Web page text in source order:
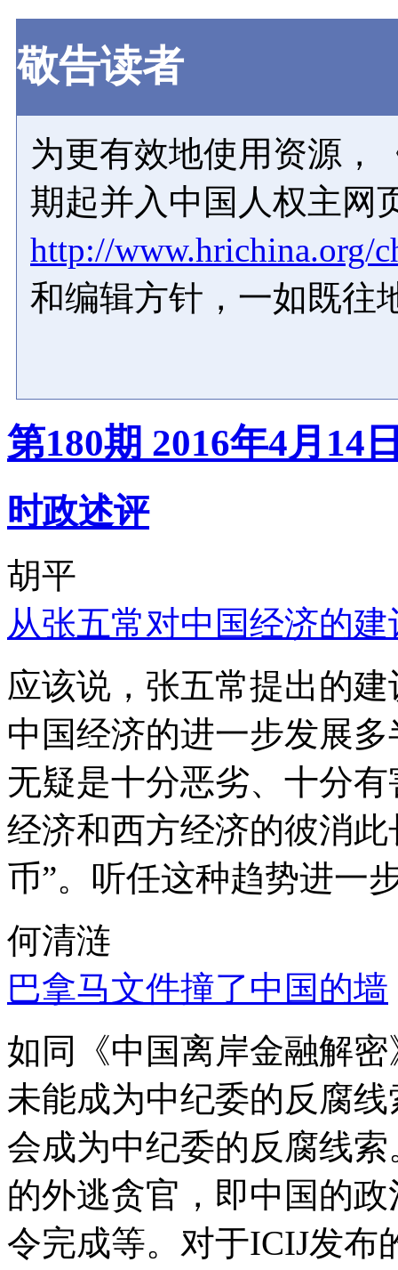
敬告读者
为更有效地使用资源，
期起并入中国人权主网
http://www.hrichina.org/
和编辑方针，一如既往
第180期 2016年4月14
时政述评
胡平
从张五常对中国经济的
应该说，张五常提出的
中国经济的进一步发展
无疑是十分恶劣、十分
经济和西方经济的彼消
币”。听任这种趋势进一
何清涟
巴拿马文件撞了中国的墙
如同《中国离岸金融解
未能成为中纪委的反腐
会成为中纪委的反腐线
的外逃贪官，即中国的
令完成等。对于ICIJ发布